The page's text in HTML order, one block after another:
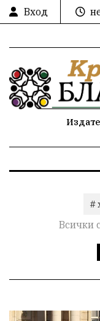
Вход
#
Всички